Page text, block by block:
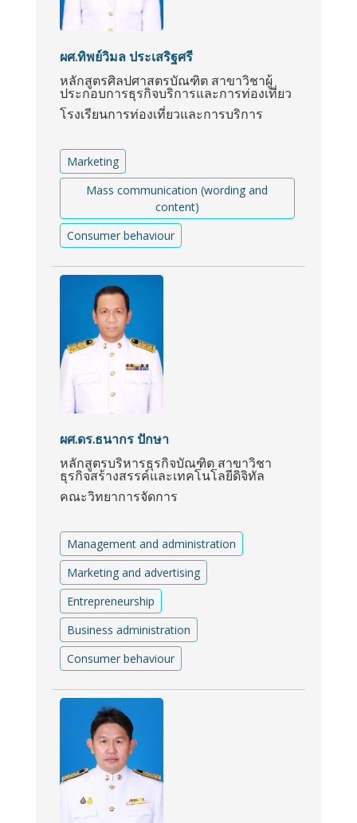
ผศ.ทิพย์วิมล ประเสริฐศรี
หลักสูตรศิลปศาสตรบัณฑิต สาขาวิชาผู้
ประกอบการธุรกิจบริการและการท่องเที่ยว
โรงเรียนการท่องเที่ยวและการบริการ
Marketing
Mass communication (wording and
content)
Consumer behaviour
ผศ.ดร.ธนากร ปักษา
หลักสูตรบริหารธุรกิจบัณฑิต สาขาวิชา
ธุรกิจสร้างสรรค์และเทคโนโลยีดิจิทัล
คณะวิทยาการจัดการ
Management and administration
Marketing and advertising
Entrepreneurship
Business administration
Consumer behaviour